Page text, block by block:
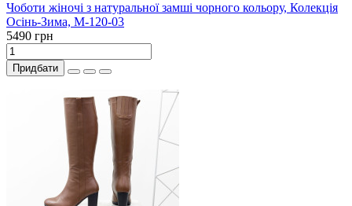
Чоботи жіночі з натуральної замші чорного кольору, Колекція
Осінь-Зима, М-120-03
5490 грн
Придбати